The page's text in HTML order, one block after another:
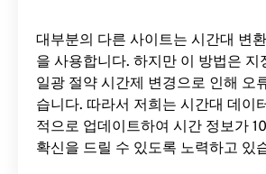
대부분의 다른 사이트는 시간대 변
을 사용합니다. 하지만 이 방법은 지
일광 절약 시간제 변경으로 인해 오
습니다. 따라서 저희는 시간대 데이
적으로 업데이트하여 시간 정보가
확신을 드릴 수 있도록 노력하고 있